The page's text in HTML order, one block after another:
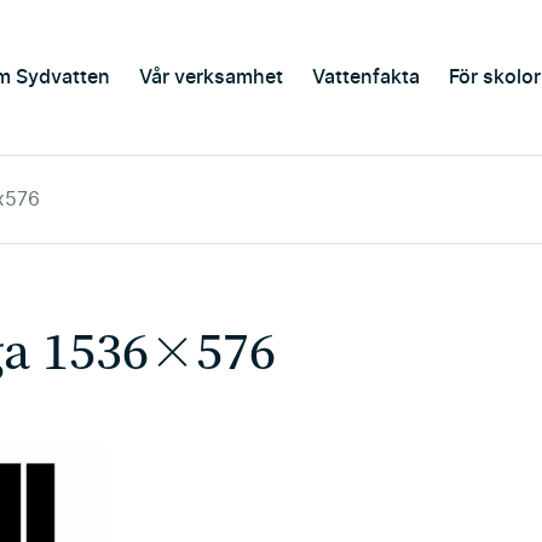
Sydvatten Vår verksamhet Vattenfakta För skolor
1536×576